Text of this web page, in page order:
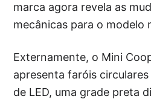
marca agora revela as
mecânicas para o modelo
Externamente, o Mini
apresenta faróis
de LED, uma grade preta